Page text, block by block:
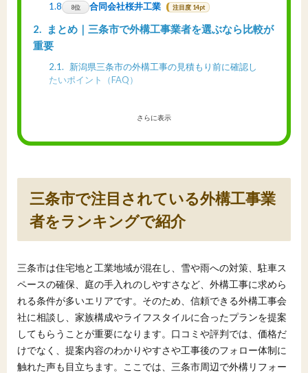
1.8 8位 合同会社桜井工業 注目度 14pt
2
まとめ｜三条市で外構工事業者を選ぶなら比較が
重要
2.1
新潟県三条市の外構工事の見積もり前に確認し
たいポイント（FAQ）
さらに表示
三条市で注目されている外構工事業
者をランキングで紹介
三条市は住宅地と工業地域が混在し、雪や雨への対策、駐車ス
ペースの確保、庭の手入れのしやすさなど、外構工事に求めら
れる条件が多いエリアです。そのため、信頼できる外構工事会
社に相談し、家族構成やライフスタイルに合ったプランを提案
してもらうことが重要になります。口コミや評判では、価格だ
けでなく、提案内容のわかりやすさや工事後のフォロー体制に
触れた声も目立ちます。ここでは、三条市周辺で外構リフォー